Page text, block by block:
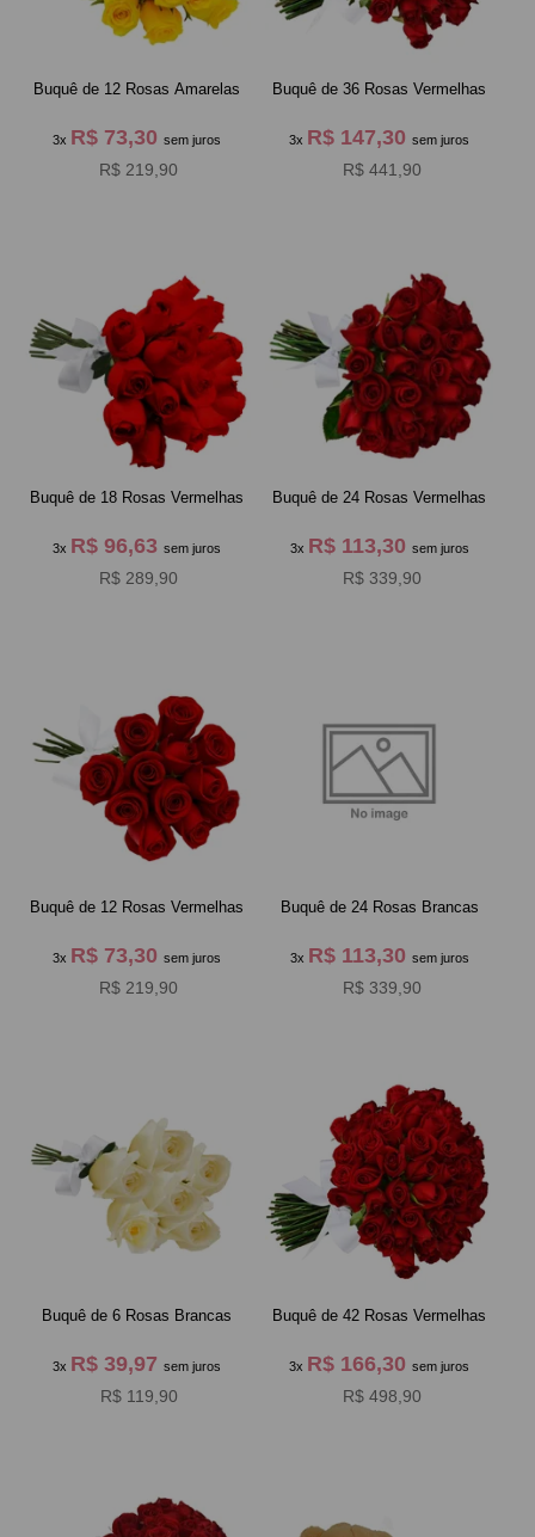
Buquê de 12 Rosas Amarelas
3x R$ 73,30 sem juros
R$ 219,90
Buquê de 36 Rosas Vermelhas
3x R$ 147,30sem juros
R$ 441,90
Buquê de 18 Rosas Vermelhas
3x R$ 96,63 sem juros
R$ 289,90
Buquê de 24 Rosas Vermelhas
3x R$ 113,30 sem juros
R$ 339,90
Buquê de 12 Rosas Vermelhas
3x R$ 73,30 sem juros
R$ 219,90
Buquê de 24 Rosas Brancas
3x R$ 113,30 sem juros
R$ 339,90
Buquê de 6 Rosas Brancas
3x R$ 39,97 sem juros
R$ 119,90
Buquê de 42 Rosas Vermelhas
3x R$ 166,30sem juros
R$ 498,90